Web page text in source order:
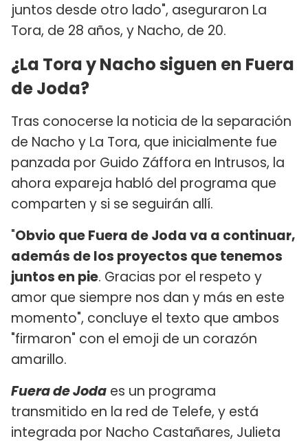
juntos desde otro lado", aseguraron La
Tora, de 28 años, y Nacho, de 20.
¿La Tora y Nacho siguen en Fuera
de Joda?
Tras conocerse la noticia de la separación
de Nacho y La Tora, que inicialmente fue
panzada por Guido Záffora en Intrusos, la
ahora expareja habló del programa que
comparten y si se seguirán allí.
"Obvio que Fuera de Joda va a continuar,
además de los proyectos que tenemos
juntos en pie. Gracias por el respeto y
amor que siempre nos dan y más en este
momento", concluye el texto que ambos
"firmaron" con el emoji de un corazón
amarillo.
Fuera de Joda es un programa
transmitido en la red de Telefe, y está
integrada por Nacho Castañares, Julieta